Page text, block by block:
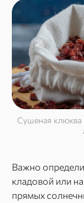
Сушеная клюква
Важно
кладовой или
прямых